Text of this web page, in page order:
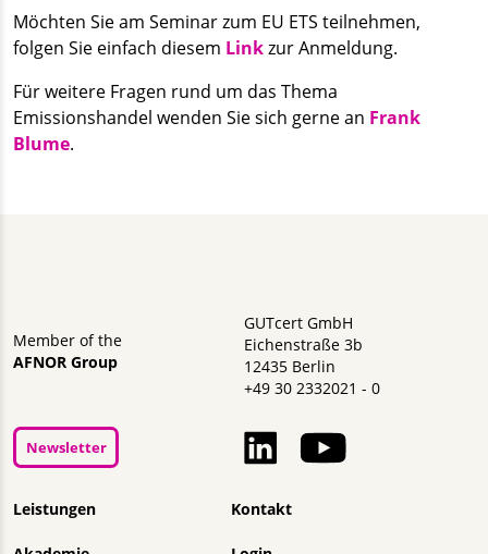
Möchten Sie am Seminar zum EU ETS teilnehmen,
folgen Sie einfach diesem Linkzur Anmeldung.
Für weitere Fragen rund um das Thema
Emissionshandel wenden Sie sich gerne an Frank
Blume.
Member of the
AFNOR Group
GUTcert GmbH
Eichenstraße 3b
12435 Berlin
+49 30 2332021 - 0
Navigation überspringen
Leistungen Kontakt
Newsletter